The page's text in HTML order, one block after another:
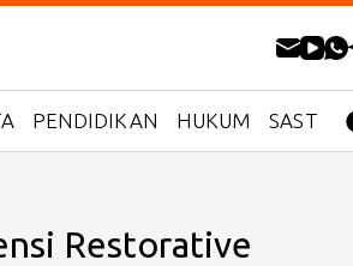
PENDIDIKAN HUKUM SASTRA
Restorative